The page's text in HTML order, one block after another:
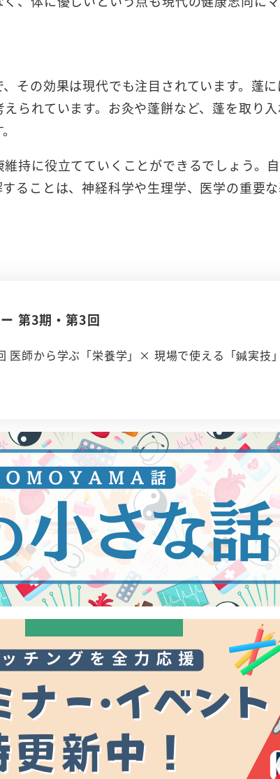
その効果は現代でも注目されています。蓬
られています。お灸や蓬餅など、蓬を取り
持に役立てていくことができるでしょう。
ることは、神経科学や生理学、医学の重要な
第3期・第3回
医師から学ぶ「栄養学」× 現場で使える「鍼実技